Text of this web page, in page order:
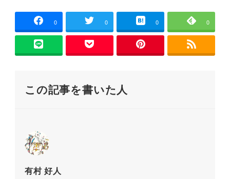
)
c
e
b
o
k
tt
er
ai
l
e e
n
p
y
Li
n
0 0 0 0
この記事を書いた人
有村 好人